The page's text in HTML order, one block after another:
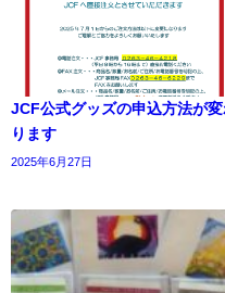
JCF公式グッズの申込方法が
ります
2025年6月27日